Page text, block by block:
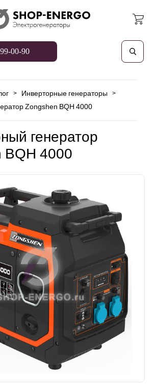
00-90
> Инверторные генераторы >
Zongshen BQH 4000
генератор
BQH 4000